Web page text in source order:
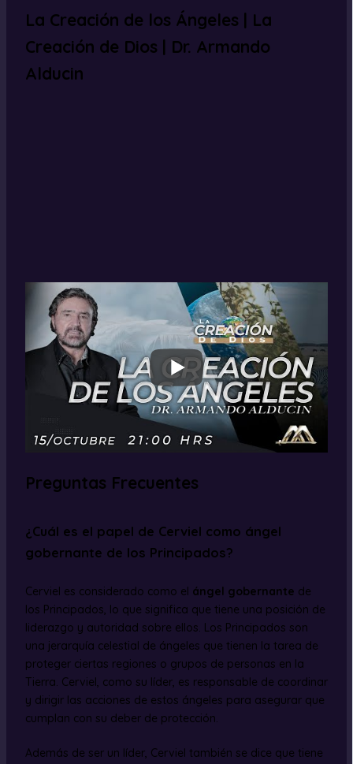
La Creación de los Ángeles | La
Creación de Dios | Dr. Armando
Alducin
Preguntas Frecuentes
¿Cuál es el papel de Cerviel como ángel
gobernante de los Principados?
Cerviel es considerado como el ángel gobernante de
los Principados, lo que significa que tiene una posición de
liderazgo y autoridad sobre ellos. Los Principados son
una jerarquía celestial de ángeles que tienen la tarea de
proteger ciertas regiones o grupos de personas en la
Tierra. Cerviel, como su líder, es responsable de coordinar
y dirigir las acciones de estos ángeles para asegurar que
cumplan con su deber de protección.
Además de ser un líder, Cerviel también se dice que tiene